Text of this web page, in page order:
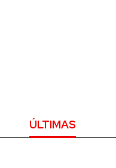
ÚLTIMAS